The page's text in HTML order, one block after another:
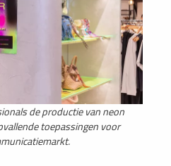
de productie van neon
toepassingen voor